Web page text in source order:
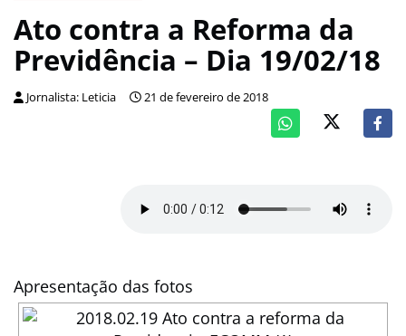
Ato contra a Reforma da
Previdência – Dia 19/02/18
Jornalista: Leticia 21 de fevereiro de 2018
Apresentação das fotos